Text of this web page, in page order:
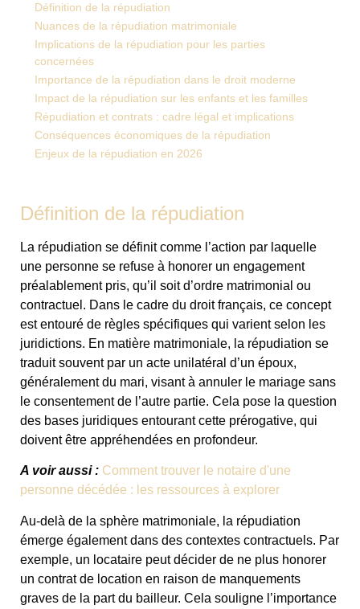
Définition de la répudiation
Nuances de la répudiation matrimoniale
Implications de la répudiation pour les parties
concernées
Importance de la répudiation dans le droit moderne
Impact de la répudiation sur les enfants et les familles
Répudiation et contrats : cadre légal et implications
Conséquences économiques de la répudiation
Enjeux de la répudiation en 2026
Définition de la répudiation
La répudiation se définit comme l’action par laquelle
une personne se refuse à honorer un engagement
préalablement pris, qu’il soit d’ordre matrimonial ou
contractuel. Dans le cadre du droit français, ce concept
est entouré de règles spécifiques qui varient selon les
juridictions. En matière matrimoniale, la répudiation se
traduit souvent par un acte unilatéral d’un époux,
généralement du mari, visant à annuler le mariage sans
le consentement de l’autre partie. Cela pose la question
des bases juridiques entourant cette prérogative, qui
doivent être appréhendées en profondeur.
A voir aussi : Comment trouver le notaire d'une
personne décédée : les ressources à explorer
Au-delà de la sphère matrimoniale, la répudiation
émerge également dans des contextes contractuels. Par
exemple, un locataire peut décider de ne plus honorer
un contrat de location en raison de manquements
graves de la part du bailleur. Cela souligne l’importance